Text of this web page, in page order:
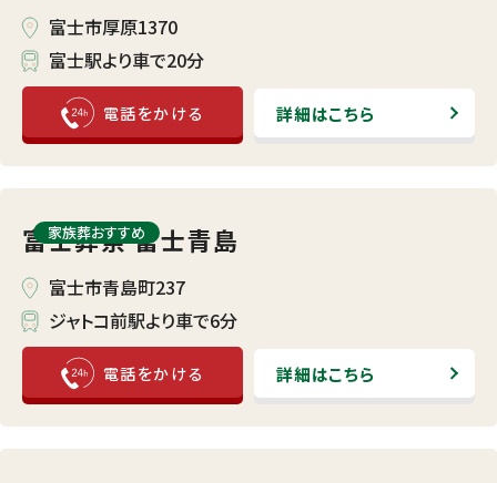
富士市厚原1370
富士駅より車で20分
詳細はこちら
富士葬祭 富士青島
家族葬おすすめ
富士市青島町237
ジャトコ前駅より車で6分
詳細はこちら